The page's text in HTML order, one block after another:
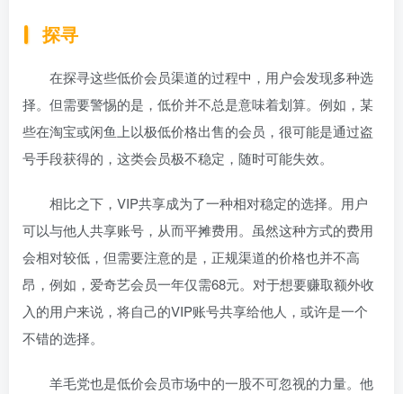
探寻
在探寻这些低价会员渠道的过程中，用户会发现多种选
择。但需要警惕的是，低价并不总是意味着划算。例如，某
些在淘宝或闲鱼上以极低价格出售的会员，很可能是通过盗
号手段获得的，这类会员极不稳定，随时可能失效。
相比之下，VIP共享成为了一种相对稳定的选择。用户
可以与他人共享账号，从而平摊费用。虽然这种方式的费用
会相对较低，但需要注意的是，正规渠道的价格也并不高
昂，例如，爱奇艺会员一年仅需68元。对于想要赚取额外收
入的用户来说，将自己的VIP账号共享给他人，或许是一个
不错的选择。
羊毛党也是低价会员市场中的一股不可忽视的力量。他